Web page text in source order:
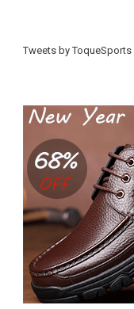
Tweets by ToqueSports